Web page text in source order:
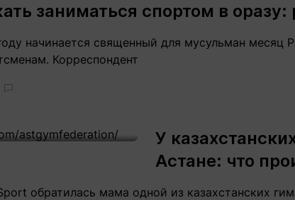
заниматься спортом в
начинается священный для мусульман месяц
Корреспондент
У
Астане: что
обратилась мама одной из казахстанских